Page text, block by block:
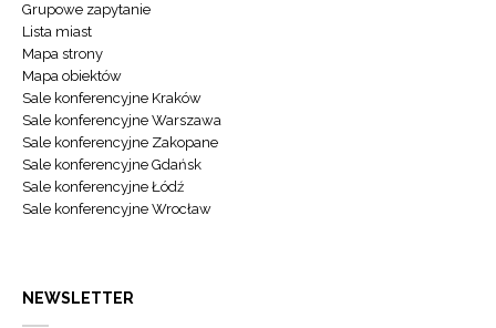
Grupowe zapytanie
Lista miast
Mapa strony
Mapa obiektów
Sale konferencyjne Kraków
Sale konferencyjne Warszawa
Sale konferencyjne Zakopane
Sale konferencyjne Gdańsk
Sale konferencyjne Łódź
Sale konferencyjne Wrocław
NEWSLETTER